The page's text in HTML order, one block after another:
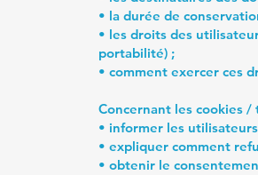
• la durée de
• les droits des
portabilité) ;
• comment exercer ces
Concernant les cookies /
• informer les
• expliquer comment
• obtenir le